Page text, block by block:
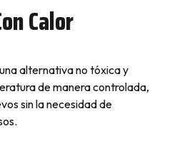
Calor
alternativa no tóxica y
de manera controlada,
sin la necesidad de